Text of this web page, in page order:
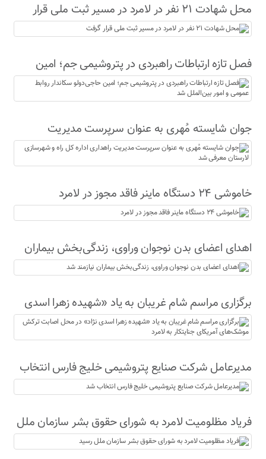
محل شهادت ۲۱ نفر در لامرد در مسیر ثبت ملی قرار
گرفت
فصل تازه ارتباطات راهبردی در پتروشیمی جم؛ امین
حاجی‌دولو سکاندار روابط عمومی و امور بین‌الملل شد
جوان شایسته مُهری به عنوان سرپرست مدیریت
راهداری اداره کل راه و شهرسازی لارستان معرفی شد
خاموشی ۲۴ دستگاه ماینر فاقد مجوز در لامرد
اهدای اعضای بدن نوجوان وراوی، زندگی‌بخش بیماران
نیازمند شد
برگزاری مراسم شام غریبان به یاد «شهیده زهرا اسدی
نژاد» در محل اصابت ترکش موشک‌های آمریکای
جنایتکار به لامرد
مدیرعامل شرکت صنایع پتروشیمی خلیج فارس انتخاب
شد
فریاد مظلومیت لامرد به شورای حقوق بشر سازمان ملل
رسید